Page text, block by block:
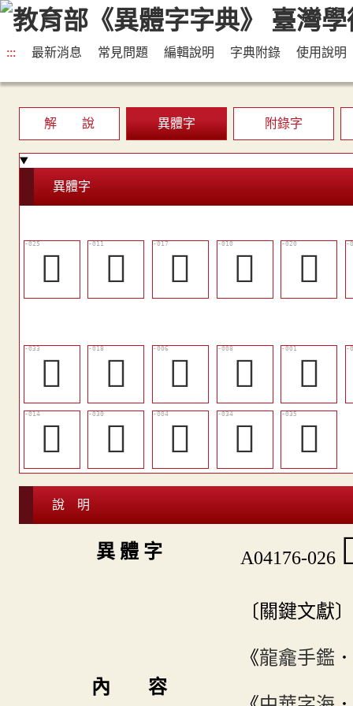
::: 最新消息 常見問題 編輯說明 字典附錄 使用說明
解 說 異體字 附錄字
異體字
󶂛 󶂐 󶂓 󶂏 󶂖
󶂢 󶂔 󶂋 󶂍 󶂉
󶂒
󶂟 𨗽 󶂣 󶂤
說 明
異 體 字 A04176-026
內 容
〔關鍵文獻〕
《龍龕手鑑